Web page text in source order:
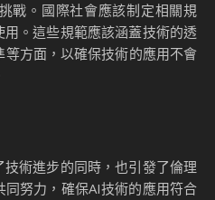
戰。國際社會應該制定相關規
。這些規範應該涵蓋技術的透
方面，以確保技術的應用不會
術進步的同時，也引發了倫理
努力，確保AI技術的應用符合